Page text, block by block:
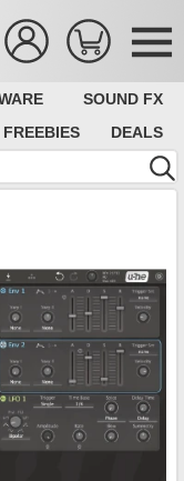
SOUND FX
FREEBIES DEALS